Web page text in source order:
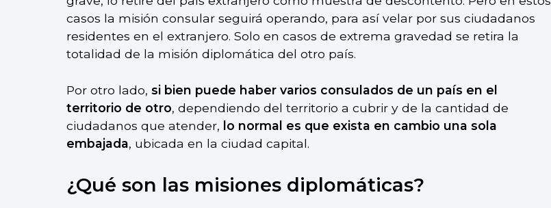
casos la misión consular seguirá operando, para así velar por sus ciudadanos
residentes en el extranjero. Solo en casos de extrema gravedad se retira la
totalidad de la misión diplomática del otro país.
Por otro lado, si bien puede haber varios consulados de un país en el
territorio de otro, dependiendo del territorio a cubrir y de la cantidad de
ciudadanos que atender, lo normal es que exista en cambio una sola
embajada, ubicada en la ciudad capital.
¿Qué son las misiones diplomáticas?